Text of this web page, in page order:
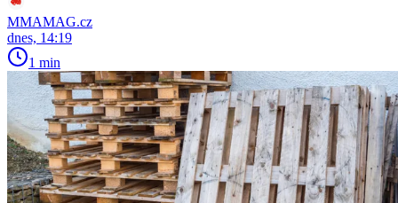
MMAMAG.cz
dnes, 14:19
1 min